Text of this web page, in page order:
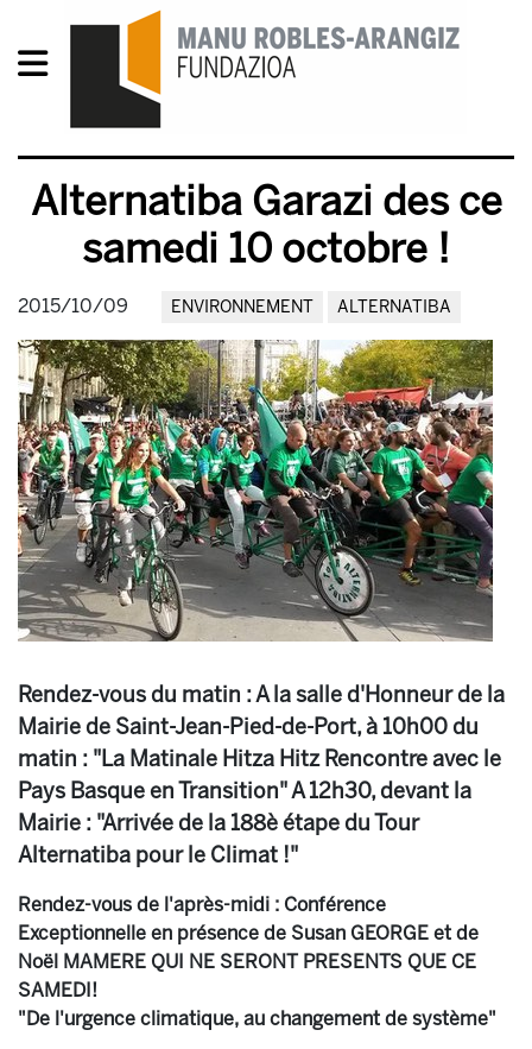
Alternatiba Garazi des ce
samedi 10 octobre !
2015/10/09 ENVIRONNEMENT ALTERNATIBA
Rendez-vous du matin : A la salle d'Honneur de la
Mairie de Saint-Jean-Pied-de-Port, à 10h00 du
matin : "La Matinale Hitza Hitz Rencontre avec le
Pays Basque en Transition" A 12h30, devant la
Mairie : "Arrivée de la 188è étape du Tour
Alternatiba pour le Climat !"
Rendez-vous de l'après-midi : Conférence
Exceptionnelle en présence de Susan GEORGE et de
Noël MAMERE QUI NE SERONT PRESENTS QUE CE
SAMEDI!
"De l'urgence climatique, au changement de système"